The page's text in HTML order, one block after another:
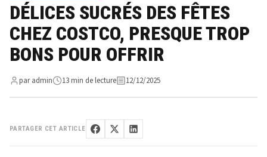
DÉLICES SUCRÉS DES FÊTES
CHEZ COSTCO, PRESQUE TROP
BONS POUR OFFRIR
par admin 13 min de lecture 12/12/2025
PARTAGER CET ARTICLE